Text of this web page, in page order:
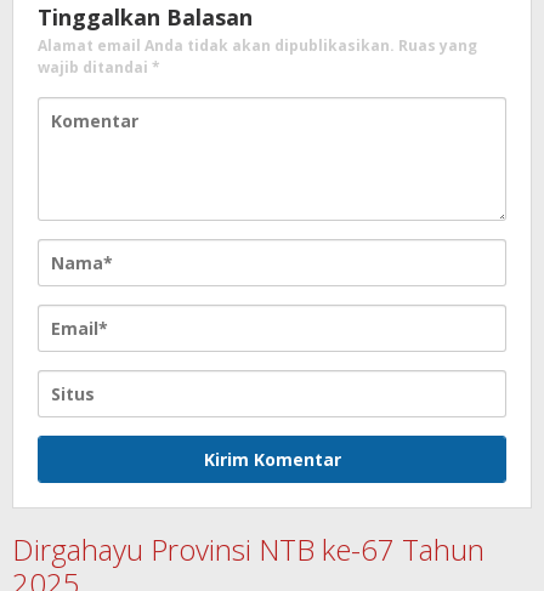
Tinggalkan Balasan
Alamat email Anda tidak akan dipublikasikan. Ruas yang
wajib ditandai *
Dirgahayu Provinsi NTB ke-67 Tahun
2025